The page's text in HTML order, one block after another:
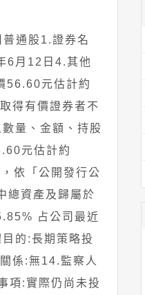
通股1.證券名
6月12日4.其他
56.60元估計約
得有價證券者不
量、金額、持股
元估計約
依「公開發行公
總資產及歸屬於
占公司最近
的:長期策略投
係:無14.監察人
項:實際仍尚未投